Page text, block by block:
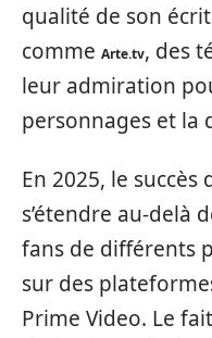
qualité de son
comme Arte.tv, des
leur admiration
personnages et la
En 2025, le succès
s’étendre au-delà
fans de différents
sur des
Prime Video. Le